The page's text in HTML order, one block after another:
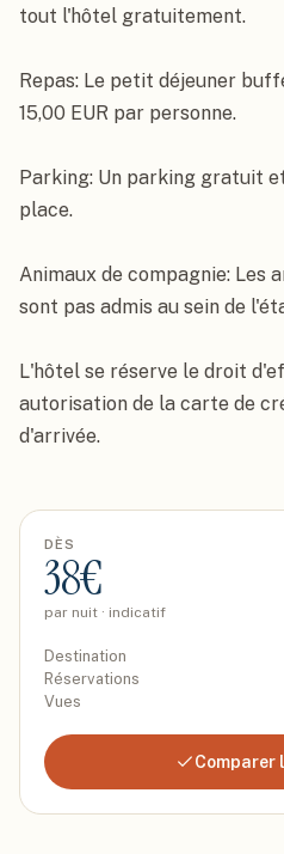
tout l'hôtel gratuitement.
Repas: Le petit déjeuner
15,00 EUR par personne.
Parking: Un parking gratuit
place.
Animaux de compagnie: Les
sont pas admis au sein de
L'hôtel se réserve le droit
autorisation de la carte de
d'arrivée.
DÈS
38€
par nuit · indicatif
Destination
Réservations
Vues
Comparer